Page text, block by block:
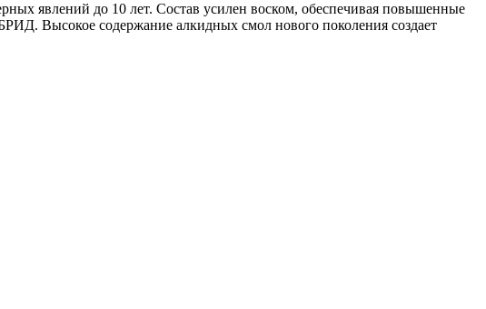
явлений до 10 лет. Состав усилен воском, обеспечивая повышенные
Высокое содержание алкидных смол нового поколения создает